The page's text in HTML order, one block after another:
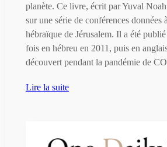
planète. Ce livre, écrit par Yuval
sur une série de conférences données
hébraïque de Jérusalem. Il a été
fois en hébreu en 2011, puis en
découvert pendant la pandémie de
Lire la suite